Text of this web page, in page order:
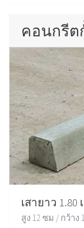
คอนกรีต
เสายาว 1.80
สูง 12 ซม / กว้าง